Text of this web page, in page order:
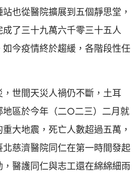
也從醫院擴展到五個靜思堂，
了三十九萬六千零三十五人
今疫情終於趨緩，各階段性任
世間天災人禍仍不斷，土耳
地區於今年（二○二三）二月就
大地震，死亡人數超過五萬，
慈濟醫院同仁在第一時間發起
醫護同仁與志工還在綿綿細雨